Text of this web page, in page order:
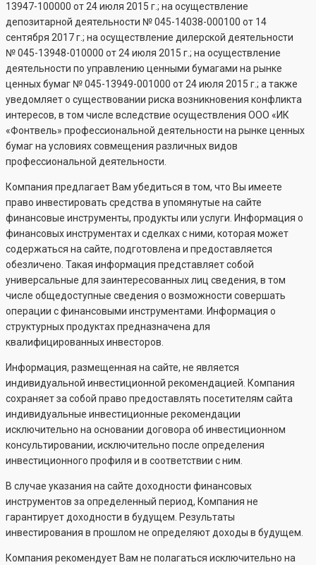
13947-100000 от 24 июля 2015 г.; на осуществление
депозитарной деятельности №045-14038-000100 от 14
сентября 2017 г.; на осуществление дилерской деятельности
№045-13948-010000 от 24 июля 2015 г.; на осуществление
деятельности по управлению ценными бумагами на рынке
ценных бумаг №045-13949-001000 от 24 июля 2015 г.; а также
уведомляет о существовании риска возникновения конфликта
интересов, в том числе вследствие осуществления ООО «ИК
«Фонтвель» профессиональной деятельности на рынке ценных
бумаг на условиях совмещения различных видов
профессиональной деятельности.
Компания предлагает Вам убедиться в том, что Вы имеете
право инвестировать средства в упомянутые на сайте
финансовые инструменты, продукты или услуги. Информация о
финансовых инструментах и сделках с ними, которая может
содержаться на сайте, подготовлена и предоставляется
обезличено. Такая информация представляет собой
универсальные для заинтересованных лиц сведения, в том
числе общедоступные сведения о возможности совершать
операции с финансовыми инструментами. Информация о
структурных продуктах предназначена для
квалифицированных инвесторов.
Информация, размещенная на сайте, не является
индивидуальной инвестиционной рекомендацией. Компания
сохраняет за собой право предоставлять посетителям сайта
индивидуальные инвестиционные рекомендации
исключительно на основании договора об инвестиционном
консультировании, исключительно после определения
инвестиционного профиля и в соответствии с ним.
В случае указания на сайте доходности финансовых
инструментов за определенный период, Компания не
гарантирует доходности в будущем. Результаты
инвестирования в прошлом не определяют доходы в будущем.
Компания рекомендует Вам не полагаться исключительно на